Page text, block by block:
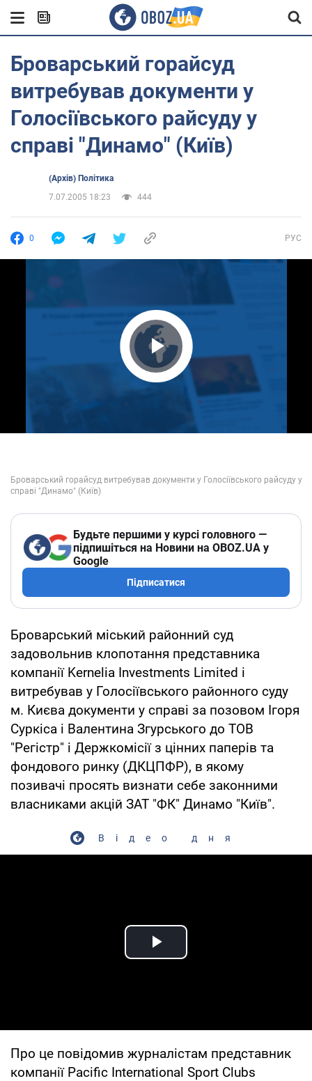
Броварський горайсуд
витребував документи у
Голосіївського райсуду у
справі "Динамо" (Київ)
(Архів) Політика
7.07.2005 18:23
444
0 РУС
Play Video
Будьте першими у курсі головного —
підпишіться на Новини на OBOZ.UA у
Google
Підписатися
Броварський міський районний суд
задовольнив клопотання представника
компанії Kernelia Investments Limited і
витребував у Голосіївського районного суду
м. Києва документи у справі за позовом Ігоря
Суркіса і Валентина Згурського до ТОВ
"Регістр" і Держкомісії з цінних паперів та
фондового ринку (ДКЦПФР), в якому
позивачі просять визнати себе законними
власниками акцій ЗАТ "ФК" Динамо "Київ".
Відео дня
Play Video
Про це повідомив журналістам представник
компанії Pacific International Sport Clubs